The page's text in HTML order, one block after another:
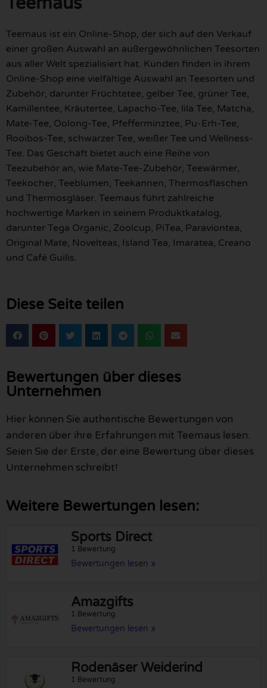
Teemaus ist ein Online-Shop, der sich auf den Verkauf
einer großen Auswahl an außergewöhnlichen Teesorten
aus aller Welt spezialisiert hat. Kunden finden in ihrem
Online-Shop eine vielfältige Auswahl an Teesorten und
Zubehör, darunter Früchtetee, gelber Tee, grüner Tee,
Kamillentee, Kräutertee, Lapacho-Tee, lila Tee, Matcha,
Mate-Tee, Oolong-Tee, Pfefferminztee, Pu-Erh-Tee,
Rooibos-Tee, schwarzer Tee, weißer Tee und Wellness-
Tee. Das Geschäft bietet auch eine Reihe von
Teezubehör an, wie Mate-Tee-Zubehör, Teewärmer,
Teekocher, Teeblumen, Teekannen, Thermosflaschen
und Thermosgläser. Teemaus führt zahlreiche
hochwertige Marken in seinem Produktkatalog,
darunter Tega Organic, Zoolcup, PiTea, Paraviontea,
Original Mate, Novelteas, Island Tea, Imaratea, Creano
und Café Guilis.
Diese Seite teilen
Bewertungen über dieses
Unternehmen
Hier können Sie authentische Bewertungen von
anderen über ihre Erfahrungen mit Teemaus lesen.
Seien Sie der Erste, der eine Bewertung über dieses
Unternehmen schreibt!
Weitere Bewertungen lesen:
Sports Direct
1 Bewertung
Bewertungen lesen »
Amazgifts
1 Bewertung
Bewertungen lesen »
Rodenäser Weiderind
1 Bewertung